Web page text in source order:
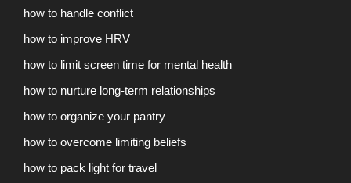
how to handle conflict
how to improve HRV
how to limit screen time for mental health
how to nurture long-term relationships
how to organize your pantry
how to overcome limiting beliefs
how to pack light for travel